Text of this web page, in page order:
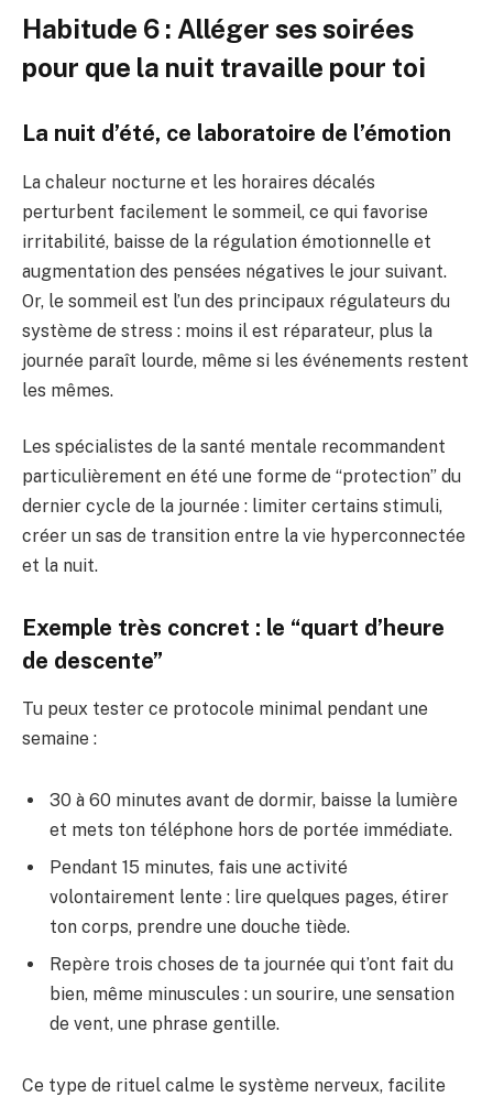
Habitude 6 : Alléger ses soirées
pour que la nuit travaille pour toi
La nuit d’été, ce laboratoire de l’émotion
La chaleur nocturne et les horaires décalés
perturbent facilement le sommeil, ce qui favorise
irritabilité, baisse de la régulation émotionnelle et
augmentation des pensées négatives le jour suivant.
Or, le sommeil est l’un des principaux régulateurs du
système de stress : moins il est réparateur, plus la
journée paraît lourde, même si les événements restent
les mêmes.
Les spécialistes de la santé mentale recommandent
particulièrement en été une forme de “protection” du
dernier cycle de la journée : limiter certains stimuli,
créer un sas de transition entre la vie hyperconnectée
et la nuit.
Exemple très concret : le “quart d’heure
de descente”
Tu peux tester ce protocole minimal pendant une
semaine :
30 à 60 minutes avant de dormir, baisse la lumière
et mets ton téléphone hors de portée immédiate.
Pendant 15 minutes, fais une activité
volontairement lente : lire quelques pages, étirer
ton corps, prendre une douche tiède.
Repère trois choses de ta journée qui t’ont fait du
bien, même minuscules : un sourire, une sensation
de vent, une phrase gentille.
Ce type de rituel calme le système nerveux, facilite